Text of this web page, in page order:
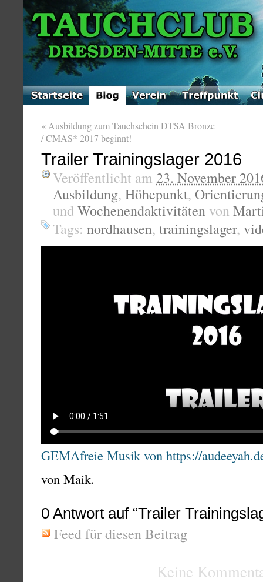
« Ausbildung zum Tauchschein DTSA Bronze
/ CMAS* 2017 beginnt!
Trailer Trainingslager 2016
Veröffentlicht am 23. November
Ausbildung, Höhepunkt,
und Wochenendaktivitäten von
Tags: nordhausen, trainingslager,
GEMAfreie Musik von https://
von Maik.
0 Antwort auf “Trailer
Feed für diesen Beitrag
Keine